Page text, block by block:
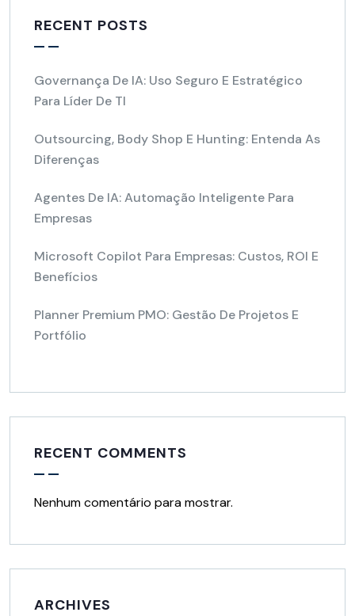
RECENT POSTS
Governança De IA: Uso Seguro E Estratégico
Para Líder De TI
Outsourcing, Body Shop E Hunting: Entenda As
Diferenças
Agentes De IA: Automação Inteligente Para
Empresas
Microsoft Copilot Para Empresas: Custos, ROI E
Benefícios
Planner Premium PMO: Gestão De Projetos E
Portfólio
RECENT COMMENTS
Nenhum comentário para mostrar.
ARCHIVES